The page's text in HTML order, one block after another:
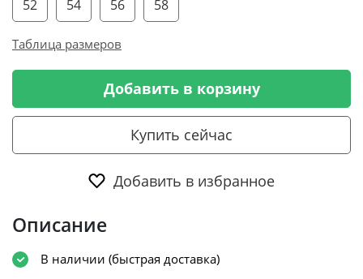
52 54 56 58
Таблица размеров
Добавить в корзину
Купить сейчас
Добавить в избранное
Описание
В наличии (быстрая доставка)